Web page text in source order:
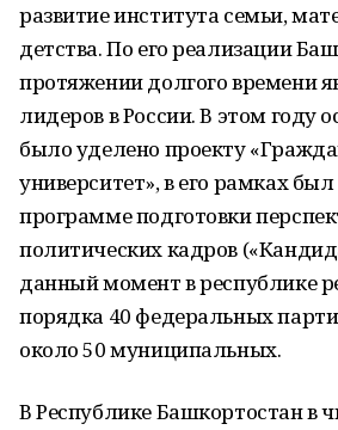
развитие института семьи,
детства. По его реализации
протяжении долгого времени
лидеров в России. В этом году
было уделено проекту
университет», в его рамках
программе подготовки
политических кадров
данный момент в республике
порядка 40 федеральных
около 50 муниципальных.
В Республике Башкортостан в